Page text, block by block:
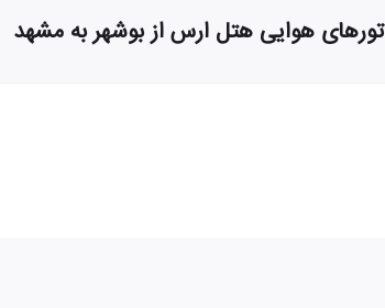
تورهای هوایی هتل ارس از بوشهر به مشهد